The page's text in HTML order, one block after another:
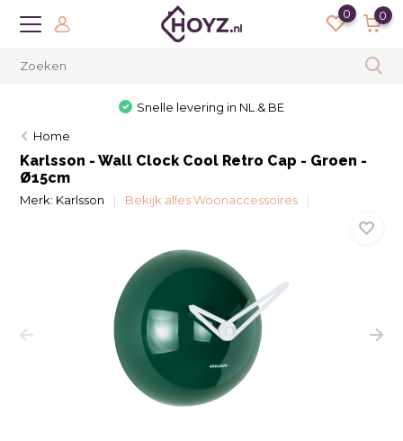
0 0
Snelle levering in NL & BE
Home
Karlsson - Wall Clock Cool Retro Cap - Groen -
Ø15cm
Merk: Karlsson Bekijk alles Woonaccessoires